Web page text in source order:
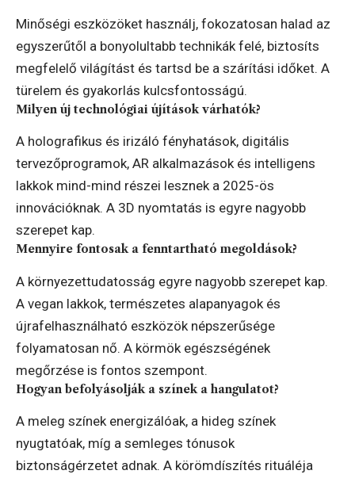
Minőségi eszközöket használj, fokozatosan halad az
egyszerűtől a bonyolultabb technikák felé, biztosíts
megfelelő világítást és tartsd be a szárítási időket. A
türelem és gyakorlás kulcsfontosságú.
Milyen új technológiai újítások várhatók?
A holografikus és irizáló fényhatások, digitális
tervezőprogramok, AR alkalmazások és intelligens
lakkok mind-mind részei lesznek a 2025-ös
innovációknak. A 3D nyomtatás is egyre nagyobb
szerepet kap.
Mennyire fontosak a fenntartható megoldások?
A környezettudatosság egyre nagyobb szerepet kap.
A vegan lakkok, természetes alapanyagok és
újrafelhasználható eszközök népszerűsége
folyamatosan nő. A körmök egészségének
megőrzése is fontos szempont.
Hogyan befolyásolják a színek a hangulatot?
A meleg színek energizálóak, a hideg színek
nyugtatóak, míg a semleges tónusok
biztonságérzetet adnak. A körömdíszítés rituáléja